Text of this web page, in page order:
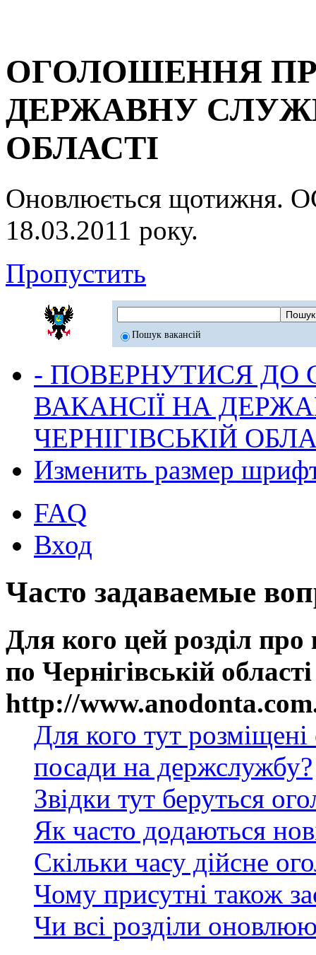
ОГОЛОШЕННЯ
ДЕРЖАВНУ
ОБЛАСТІ
Оновлюється
18.03.2011 року.
Пропустить
Пошук вакансій
- ПОВЕРНУТИСЯ ДО
ВАКАНСІЇ НА
ЧЕРНІГІВСЬКІЙ
Изменить размер
FAQ
Вход
Часто задаваемые
Для кого цей розділ
по Чернігівській
http://
Для кого тут
посади на держслужбу?
Звідки тут беруться
Як часто додаються
Скільки часу дійсне
Чому присутні також
Чи всі розділи